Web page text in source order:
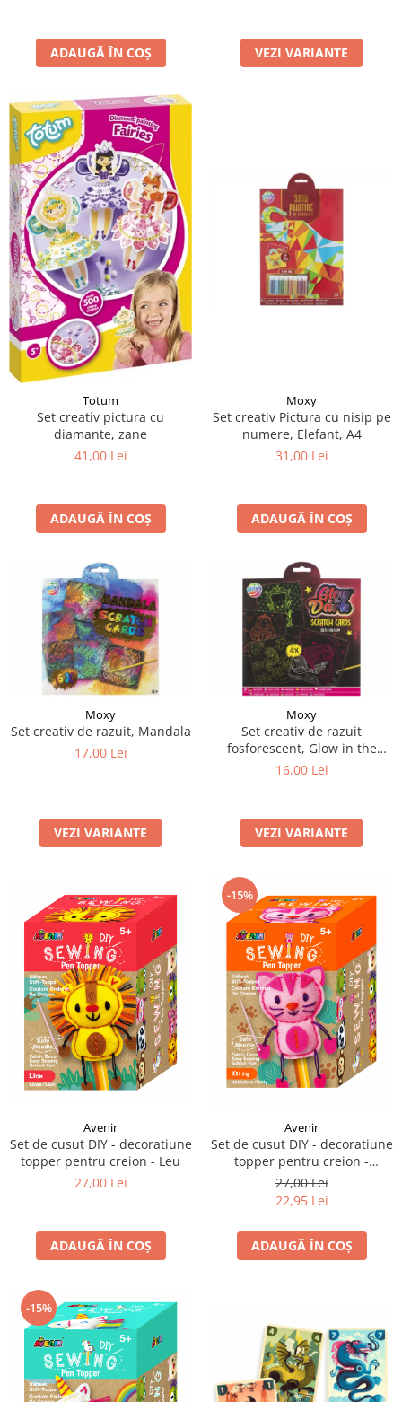
ADAUGĂ ÎN COȘ VEZI VARIANTE
Totum
Set creativ pictura cu
diamante, zane
41,00 Lei
ADAUGĂ ÎN COȘ
Moxy
Set creativ Pictura cu nisip pe
numere, Elefant, A4
31,00 Lei
ADAUGĂ ÎN COȘ
Moxy
Set creativ de razuit, Mandala
17,00 Lei
VEZI VARIANTE
Moxy
Set creativ de razuit
fosforescent, Glow in the
dark, pentru fete
16,00 Lei
VEZI VARIANTE
Avenir
Set de cusut DIY - decoratiune
topper pentru creion - Leu
27,00 Lei
ADAUGĂ ÎN COȘ
-15%
Avenir
Set de cusut DIY - decoratiune
topper pentru creion -
Pisicuta
27,00 Lei
22,95 Lei
ADAUGĂ ÎN COȘ
-15%